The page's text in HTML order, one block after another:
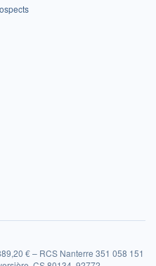
€ – RCS Nanterre 351 058 151